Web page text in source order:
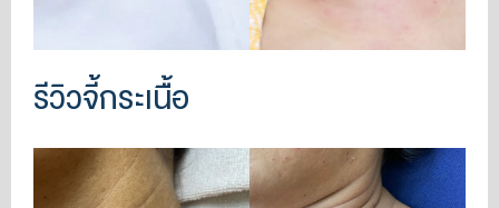
รีวิวจี้กระเนื้อ